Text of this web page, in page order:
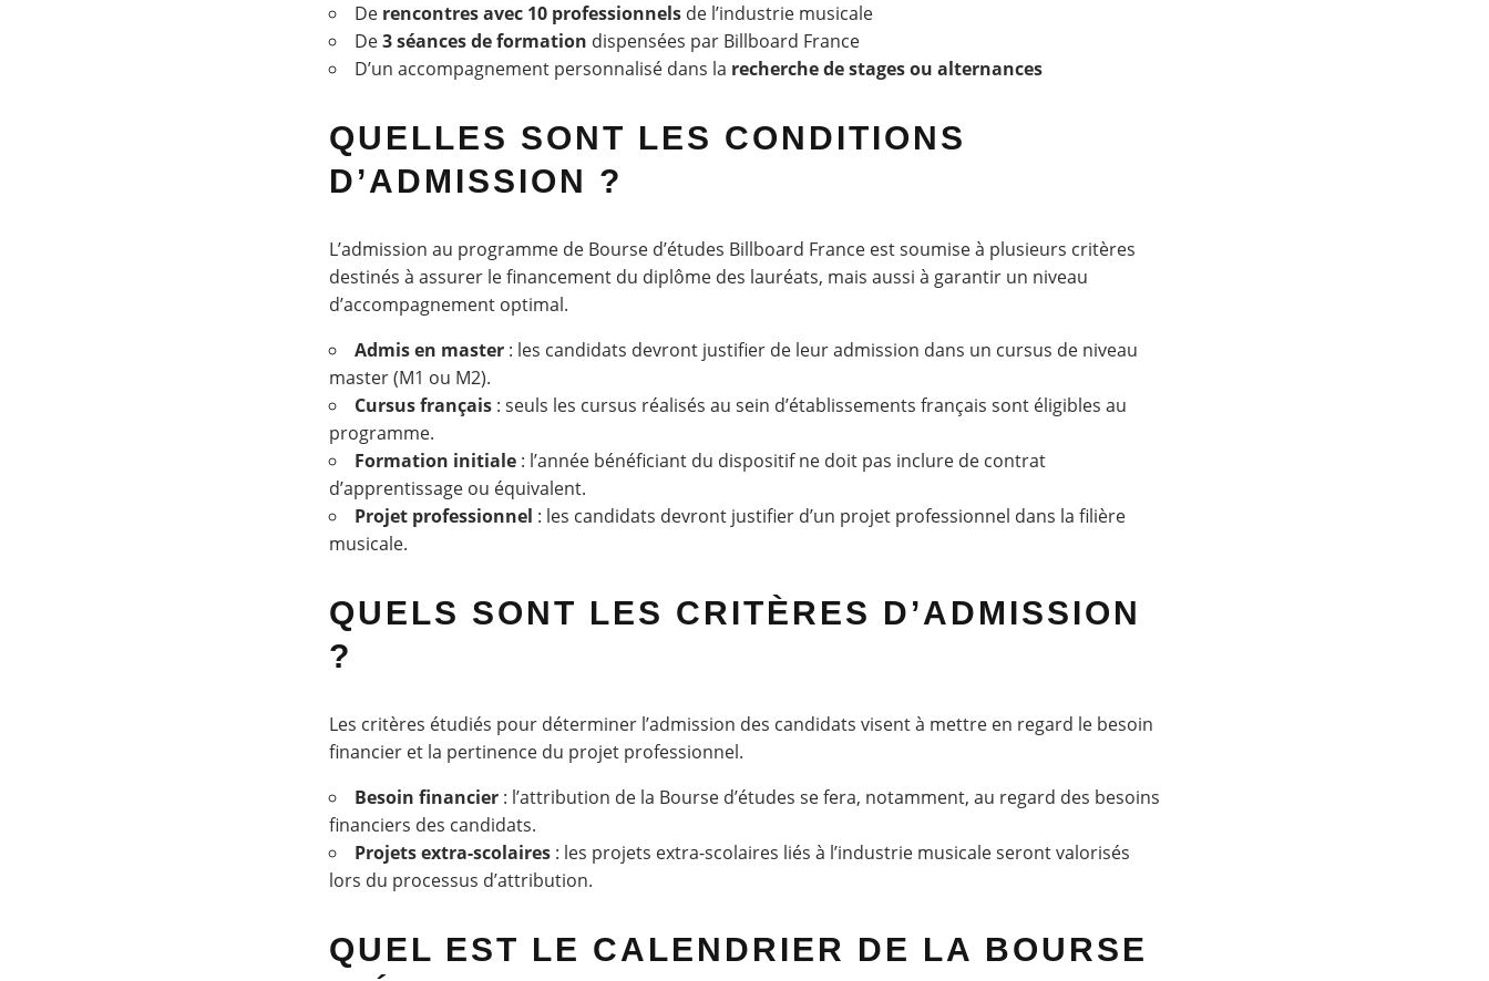
De rencontres avec 10 professionnels de l’industrie musicale
De3 séances de formation dispensées par Billboard France
D’un accompagnement personnalisé dans la recherche de stages ou alternances
QUELLES SONT LES CONDITIONS
D’ADMISSION ?
L’admission au programme de Bourse d’études Billboard France est soumise à plusieurs critères
destinés à assurer le financement du diplôme des lauréats, mais aussi à garantir un niveau
d’accompagnement optimal.
Admis en master : les candidats devront justifier de leur admission dans un cursus de niveau
master (M1 ou M2).
Cursus français : seuls les cursus réalisés au sein d’établissements français sont éligibles au
programme.
Formation initiale : l’année bénéficiant du dispositif ne doit pas inclure de contrat
d’apprentissage ou équivalent.
Projet professionnel : les candidats devront justifier d’un projet professionnel dans la filière
musicale.
QUELS SONT LES CRITÈRES D’ADMISSION
?
Les critères étudiés pour déterminer l’admission des candidats visent à mettre en regard le besoin
financier et la pertinence du projet professionnel.
Besoin financier : l’attribution de la Bourse d’études se fera, notamment, au regard des besoins
financiers des candidats.
Projets extra-scolaires : les projets extra-scolaires liés à l’industrie musicale seront valorisés
lors du processus d’attribution.
QUEL EST LE CALENDRIER DE LA BOURSE